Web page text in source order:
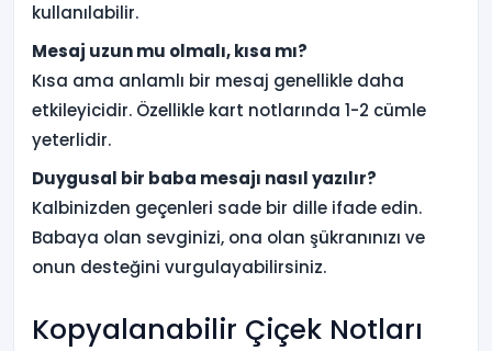
kullanılabilir.
Mesaj uzun mu olmalı, kısa mı?
Kısa ama anlamlı bir mesaj genellikle daha
etkileyicidir. Özellikle kart notlarında 1-2 cümle
yeterlidir.
Duygusal bir baba mesajı nasıl yazılır?
Kalbinizden geçenleri sade bir dille ifade edin.
Babaya olan sevginizi, ona olan şükranınızı ve
onun desteğini vurgulayabilirsiniz.
Kopyalanabilir Çiçek Notları